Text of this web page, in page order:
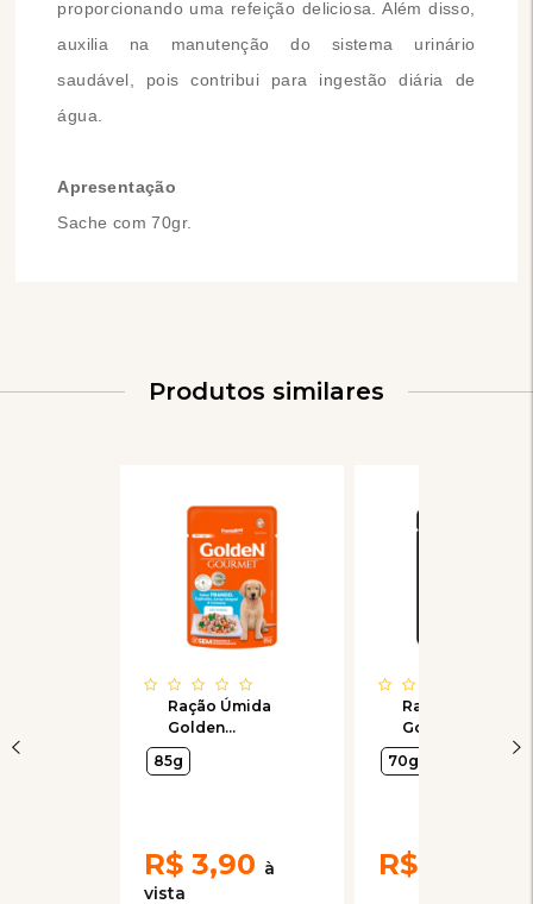
proporcionando uma refeição deliciosa. Além disso,
auxilia na manutenção do sistema urinário
saudável, pois contribui para ingestão diária de
água.
Apresentação
Sache com 70gr.
Produtos similares
Ração Úmida
Golden
Gourmet para
Cães Filhotes
85g
R$ 3,90
Ração Úmida
Golden
Gourmet para
Gatos Adultos
70g
R$